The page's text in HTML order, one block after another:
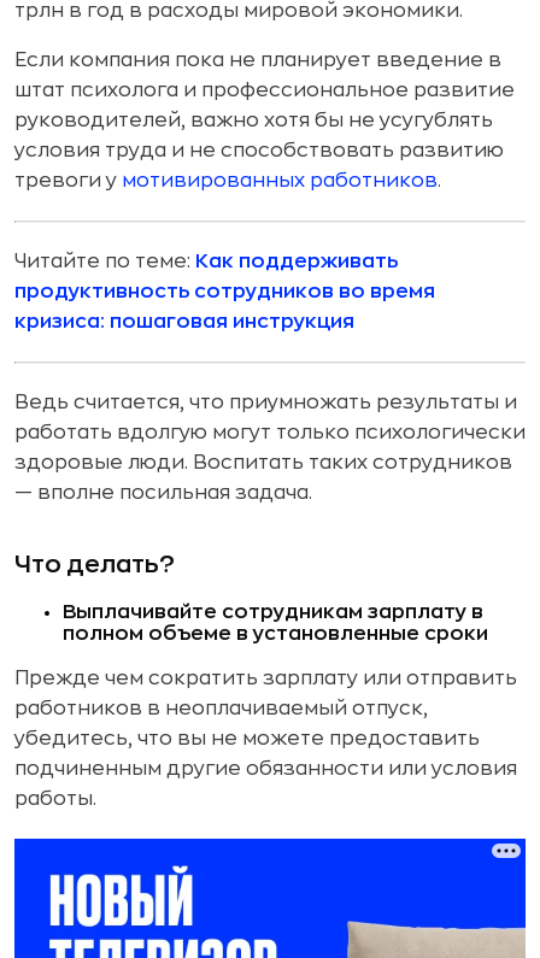
трлн в год в расходы мировой экономики.
Если компания пока не планирует введение в
штат психолога и профессиональное развитие
руководителей, важно хотя бы не усугублять
условия труда и не способствовать развитию
тревоги у мотивированных работников.
Читайте по теме: Как поддерживать
продуктивность сотрудников во время
кризиса: пошаговая инструкция
Ведь считается, что приумножать результаты и
работать вдолгую могут только психологически
здоровые люди. Воспитать таких сотрудников
— вполне посильная задача.
Что делать?
Выплачивайте сотрудникам зарплату в
полном объеме в установленные сроки
Прежде чем сократить зарплату или отправить
работников в неоплачиваемый отпуск,
убедитесь, что вы не можете предоставить
подчиненным другие обязанности или условия
работы.